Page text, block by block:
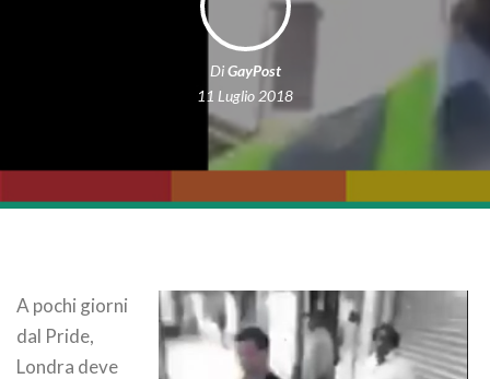
DiGayPost
11 Luglio 2018
A pochi giorni
dal Pride,
Londra deve